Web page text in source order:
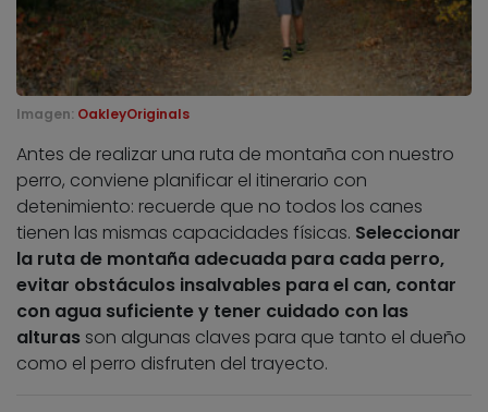
Imagen: OakleyOriginals
Antes de realizar una ruta de montaña con nuestro
perro, conviene planificar el itinerario con
detenimiento: recuerde que no todos los canes
tienen las mismas capacidades físicas. Seleccionar
la ruta de montaña adecuada para cada perro,
evitar obstáculos insalvables para el can, contar
con agua suficiente y tener cuidado con las
alturas son algunas claves para que tanto el dueño
como el perro disfruten del trayecto.